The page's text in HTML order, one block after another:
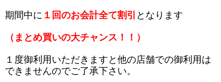
期間中に １回のお会計全て割引 となります
（まとめ買いの大チャンス！！）
１度御利用いただきますと他の店舗での御利用は
できませんのでご了承下さい。